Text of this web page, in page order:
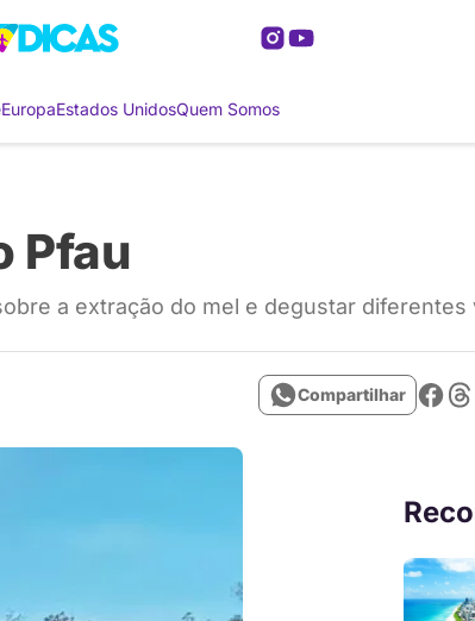
EuropaEstados UnidosQuem Somos
Pfau
a extração do mel e degustar diferentes
Compartilhar